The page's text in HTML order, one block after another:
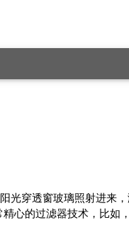
光穿透窗玻璃照射进来
心的过滤器技术，比如，